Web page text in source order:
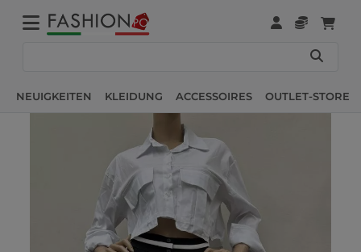
NEUIGKEITEN KLEIDUNG ACCESSOIRES OUTLET-STORE